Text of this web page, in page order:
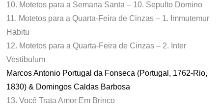
10. Motetos para a Semana Santa – 10. Sepulto Domino
11. Motetos para a Quarta-Feira de Cinzas – 1. Immutemur
Habitu
12. Motetos para a Quarta-Feira de Cinzas – 2. Inter
Vestibulum
Marcos Antonio Portugal da Fonseca (Portugal, 1762-Rio,
1830) & Domingos Caldas Barbosa
13. Você Trata Amor Em Brinco